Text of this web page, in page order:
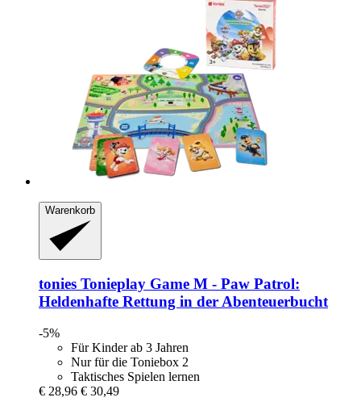
Warenkorb
tonies Tonieplay Game M -​ Paw Patrol:
Heldenhafte Rettung in der Abenteuerbucht
-5%
Für Kinder ab 3 Jahren
Nur für die Toniebox 2
Taktisches Spielen lernen
€ 28,96 € 30,49